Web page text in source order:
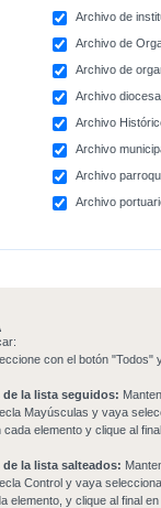
Archivo de
Archivo de
Archivo de
Archivo
Archivo
Archivo
Archivo
Archivo
con el botón "Todos"
de la lista seguidos:
Mayúsculas y vaya
cada elemento y clique al
de la lista salteados:
Control y vaya
elemento, y clique al final